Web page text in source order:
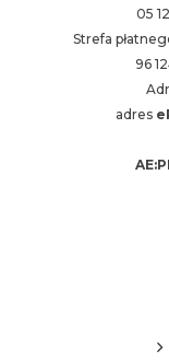
05
Strefa
96
adres